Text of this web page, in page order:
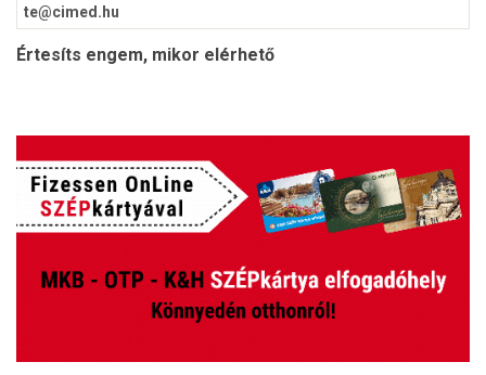
Értesíts engem, mikor elérhető